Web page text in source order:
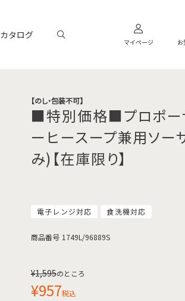
カタログ
マイページ お
【のし・包装不可】
■特別価格■プロポー
ーヒースープ兼用ソー
み)【在庫限り】
電子レンジ対応 食洗機対応
商品番号 1749L/96889S
¥1,595のところ
¥957税込